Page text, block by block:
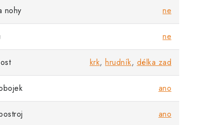
nohy ne
ne
krk, hrudník, délka zad
ano
ano